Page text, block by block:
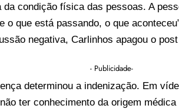
da condição física das pessoas. A
o que está passando, o que
negativa, Carlinhos apagou o
- Publicidade-
determinou a indenização. Em
ter conhecimento da origem